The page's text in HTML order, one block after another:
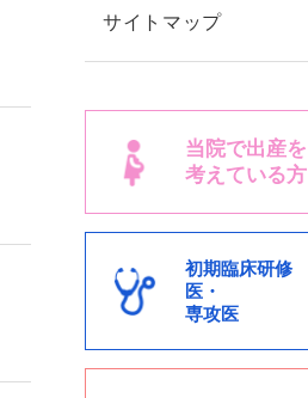
サイトマップ
当院で出産を
考えている方
初期臨床研修
医・
専攻医